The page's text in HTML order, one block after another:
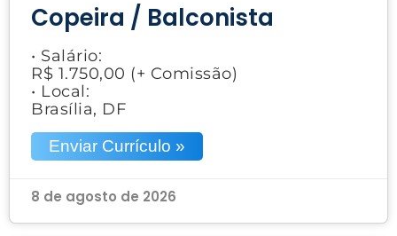
Copeira / Balconista
• Salário:
R$ 1.750,00 (+ Comissão)
• Local:
Brasília, DF
Enviar Currículo »
8 de agosto de 2026